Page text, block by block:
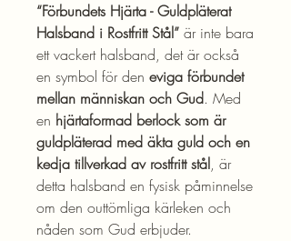
“Förbundets Hjärta - Guldpläterat
Halsband i Rostfritt Stål” är inte bara
ett vackert halsband, det är också
en symbol för den eviga förbundet
mellan människan och Gud. Med
en hjärtaformad berlock som är
guldpläterad med äkta guld och en
kedja tillverkad av rostfritt stål, är
detta halsband en fysisk påminnelse
om den outtömliga kärleken och
nåden som Gud erbjuder.